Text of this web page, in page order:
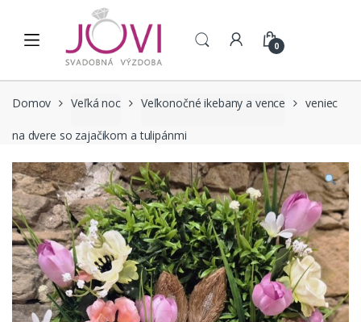
0
Domov Veľká noc Veľkonočné ikebany a vence veniec
na dvere so zajačikom a tulipánmi